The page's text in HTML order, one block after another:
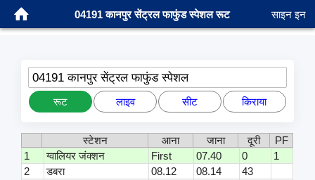
04191 कानपुर सेंट्रल फाफुंड स्पेशल रूट साइन इन
04191 कानपुर सेंट्रल फाफुंड स्पेशल
रूट लाइव सीट किराया
स्टेशन आना जाना दूरी
PF
1
ग्वालियर जंक्शन First 07.40 0
1
2
डबरा 08.12 08.14
43